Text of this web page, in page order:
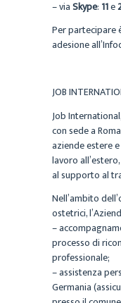
– viaSkype: 11e
Per partecipare
adesione
JOB
Job
con sede a
aziende estere
lavoro
al supporto al
Nell’ambito
ostetrici,
–
processo di
professionale;
– assistenza
Germania